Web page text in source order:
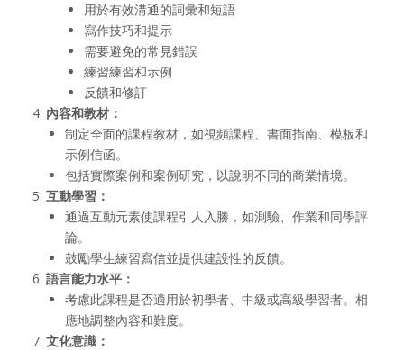
用於有效溝通的詞彙和短語
寫作技巧和提示
需要避免的常見錯誤
練習練習和示例
反饋和修訂
內容和教材：
制定全面的課程教材，如視頻課程、書面指南、模板和
示例信函。
包括實際案例和案例研究，以說明不同的商業情境。
互動學習：
通過互動元素使課程引人入勝，如測驗、作業和同學評
論。
鼓勵學生練習寫信並提供建設性的反饋。
語言能力水平：
考慮此課程是否適用於初學者、中級或高級學習者。相
應地調整內容和難度。
文化意識：